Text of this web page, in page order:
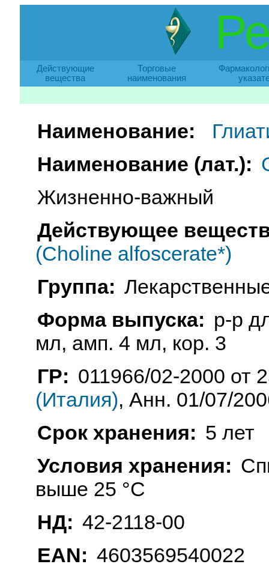
Действующие
вещества
Торговые
наименования
Наименование:
Наименование (лат.):
Жизненно-важный
Действующее
(Choline alfoscerate*)
Группа:
Форма выпуска: р-р
мл, амп. 4 мл, кор. 3
ГР: 011966/02-2000 от
(Италия), Анн. 01/07/
Срок хранения: 5 лет
Условия хранения:
выше 25 °C
НД: 42-2118-00
EAN: 4603569540022